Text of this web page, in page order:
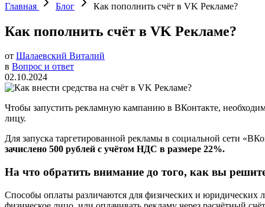
Главная Блог Как пополнить счёт в VK Рекламе?
Как пополнить счёт в VK Рекламе?
от Шалаевский Виталий
в Вопрос и ответ
02.10.2024
Чтобы запустить рекламную кампанию в ВКонтакте,
лицу.
Для запуска таргетированной рекламы в социальной сети
зачислено 500 рублей с учётом НДС в размере 22%.
На что обратить внимание до того, как вы
Способы оплаты различаются для физических и юридических